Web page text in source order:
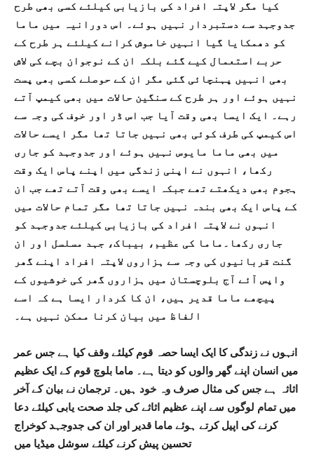
کیا مگر لاپتہ افراد کی بازیابی کیلئے کسی بھی طرح
جدوجہد سے دستبردار نہیں ہوئے۔ اس دورانیہ میں ماما
کو دھمکایا گیا انہیں خاموش کرانے کیلئے ہر طرح کے
حربے استعمال کیے گئے بلکہ ان کے نوجوان بچے کی لاش
بھی انہیں پہنچائی گئی مگر ان کے حوصلے کسی بھی پست
نہیں ہوئے اور ہر طرح کے سنگین حالات میں بھی کیمپ آتے
رہے۔ ایک ایسا بھی وقت آیا جب اس ڈر اور خوف کی وجہ سے
اس کیمپ کی طرف کوئی بھی نہیں جاتا تھا مگر ایسے حالات
میں بھی ماما مایوس نہیں ہوئے اور جدوجہد کو جاری
رکھا، انہوں نے اپنی زندگی میں اپنے پاس ایک وقت
ہجوم بھی دیکھتے تھے جبکہ ایسے بھی وقت آتے تھے جب ان
کے پاس ایک بھی بندہ نہیں جاتا تھا مگر تمام حالات میں
انہوں نے لاپتہ افراد کی بازیابی کیلئے جدوجہد کو
جاری رکھا۔ماما کی عظیم، بیباک، جہد مسلسل اور ان
گنت قربانیوں کی وجہ سے ہزاروں لاپتہ افراد اپنے گھر
واپس آئے آج بلوچستان میں ہزاروں گھر کی خوشیوں کے
پیچھے ماما قدیر ہیں، ان کا کردار ایسا ہے کہ اسے
الفاظ میں بیان کرنا ممکن نہیں ہے۔
انہوں نے زندگی کا ایک ایسا حصہ قوم کیلئے وقف کیا ہے جس عمر
میں انسان اپنے گھر والوں کو دیتا ہے۔ ماما بلوچ قوم کے ایک عظیم
اثاثہ ہے جس کی مثال صرف وہ خود ہیں۔ ترجمان نے بیان کے آخر
میں تمام لوگوں سے اپنے عظیم اثاثے کی جلد صحت یابی کیلئے دعا
کرنے کی اپیل کرتے ہوئے ماما قدیر اور ان کی جدوجہد کوخراج
تحسین پیش کرنے کیلئے سوشل میڈیا میں